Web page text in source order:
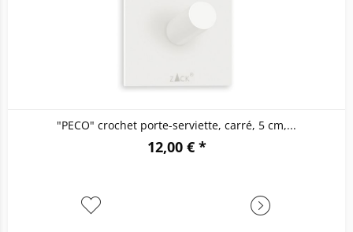
"PECO" crochet porte-serviette, carré, 5 cm,...
12,00 € *